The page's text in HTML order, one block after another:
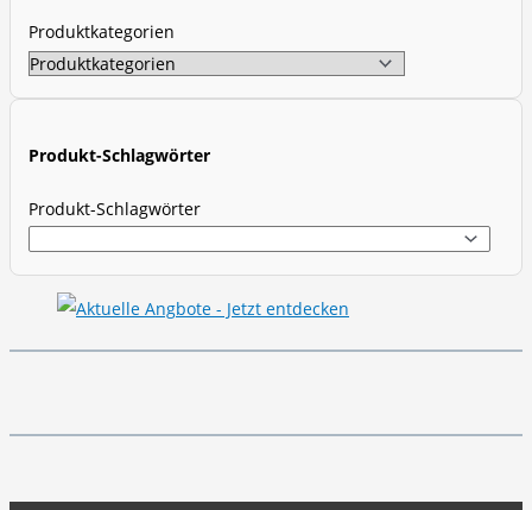
Produktkategorien
Produkt-Schlagwörter
Produkt-Schlagwörter